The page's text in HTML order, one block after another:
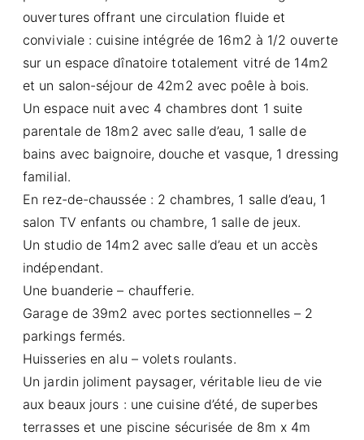
ouvertures offrant une circulation fluide et
conviviale : cuisine intégrée de 16m2 à 1/2 ouverte
sur un espace dînatoire totalement vitré de 14m2
et un salon-séjour de 42m2 avec poêle à bois.
Un espace nuit avec 4 chambres dont 1 suite
parentale de 18m2 avec salle d’eau, 1 salle de
bains avec baignoire, douche et vasque, 1 dressing
familial.
En rez-de-chaussée : 2 chambres, 1 salle d’eau, 1
salon TV enfants ou chambre, 1 salle de jeux.
Un studio de 14m2 avec salle d’eau et un accès
indépendant.
Une buanderie – chaufferie.
Garage de 39m2 avec portes sectionnelles – 2
parkings fermés.
Huisseries en alu – volets roulants.
Un jardin joliment paysager, véritable lieu de vie
aux beaux jours : une cuisine d’été, de superbes
terrasses et une piscine sécurisée de 8m x 4m